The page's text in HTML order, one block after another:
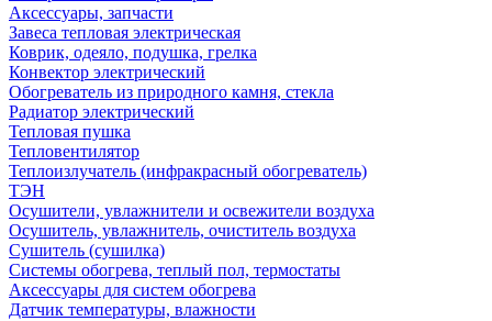
Аксессуары, запчасти
Завеса тепловая электрическая
Коврик, одеяло, подушка, грелка
Конвектор электрический
Обогреватель из природного камня, стекла
Радиатор электрический
Тепловая пушка
Тепловентилятор
Теплоизлучатель (инфракрасный обогреватель)
ТЭН
Осушители, увлажнители и освежители воздуха
Осушитель, увлажнитель, очиститель воздуха
Сушитель (сушилка)
Системы обогрева, теплый пол, термостаты
Аксессуары для систем обогрева
Датчик температуры, влажности